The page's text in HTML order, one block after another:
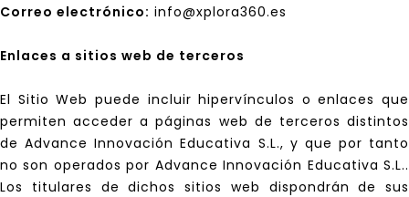
Correo electrónico: info@xplora360.es
Enlaces a sitios web de terceros
El Sitio Web puede incluir hipervínculos o enlaces que
permiten acceder a páginas web de terceros distintos
de Advance Innovación Educativa S.L., y que por tanto
no son operados por Advance Innovación Educativa S.L..
Los titulares de dichos sitios web dispondrán de sus